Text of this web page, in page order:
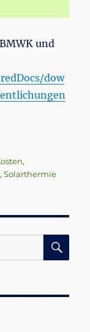
und
dow
,
,Solarthermie